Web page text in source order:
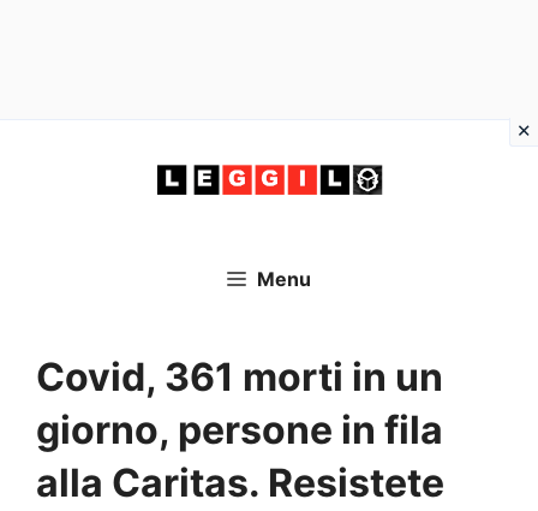
Menu
Covid, 361 morti in un
giorno, persone in fila
alla Caritas. Resistete